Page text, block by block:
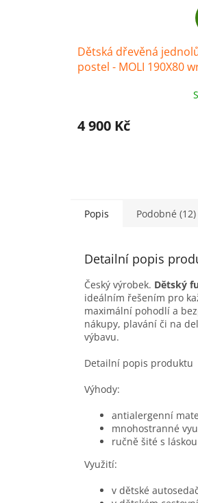
Dětská dřevěná
postel - MOLI 190X80
4 900 Kč
Popis Podobné (12)
Detailní popis
Český výrobek. Dětský
ideálním řešením pro
maximální pohodlí a
nákupy, plavání či na
výbavu.
Detailní popis produktu
Výhody:
antialergenní
mnohostranné
ručně šité s
Využití:
v dětské